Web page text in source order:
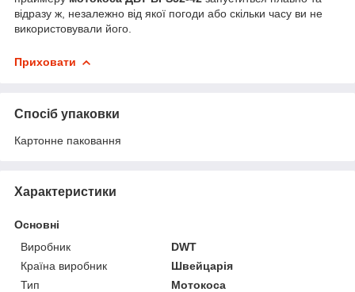
відразу ж, незалежно від якої погоди або скільки часу ви не
використовували його.
Приховати
Спосіб упаковки
Картонне паковання
Характеристики
Основні
Виробник
DWT
Країна виробник
Швейцарія
Тип
Мотокоса